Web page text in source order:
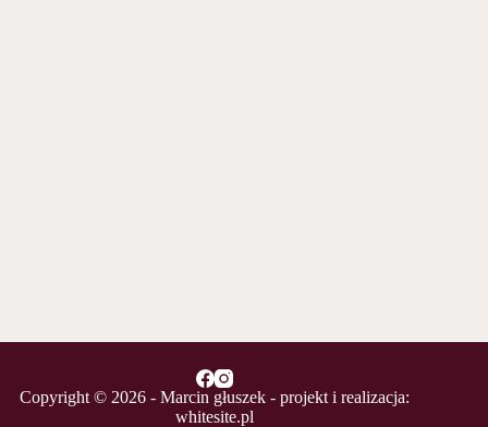
Copyright © 2026 - Marcin głuszek - projekt i realizacja:
whitesite.pl